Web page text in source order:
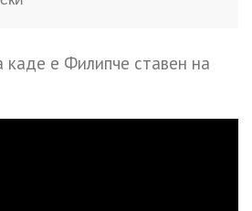
каде е Филипче ставен на